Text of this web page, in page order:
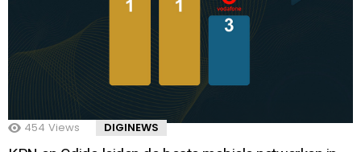
454 Views DIGINEWS